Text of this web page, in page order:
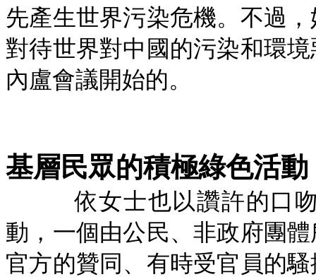
先產生世界污染危機。不過
對待世界對中國的污染和環
內盧會議開始的。
基層民眾的積極綠色活動
依女士也以讚許的口
動，一個由公民、非政府團
官方的贊同、有時受官員的